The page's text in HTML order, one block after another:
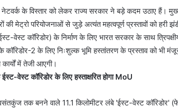
के विस्तार को लेकर राज्य सरकार ने बड़े कदम उठाए हैं।
की मेट्रो परियोजनाओं से जुड़े अत्यंत महत्वपूर्ण प्रस्तावों को
वेस्ट कॉरिडोर) के निर्माण के लिए भारत सरकार के साथ
कॉरिडोर-2 के लिए निःशुल्क भूमि हस्तांतरण के प्रस्ताव को भी
कार्यों में तेजी आएगी।
वेस्ट कॉरिडोर के लिए हस्ताक्षरित होगा MoU
तक बनने वाले 11.1 किलोमीटर लंबे 'ईस्ट-वेस्ट कॉरिडोर'